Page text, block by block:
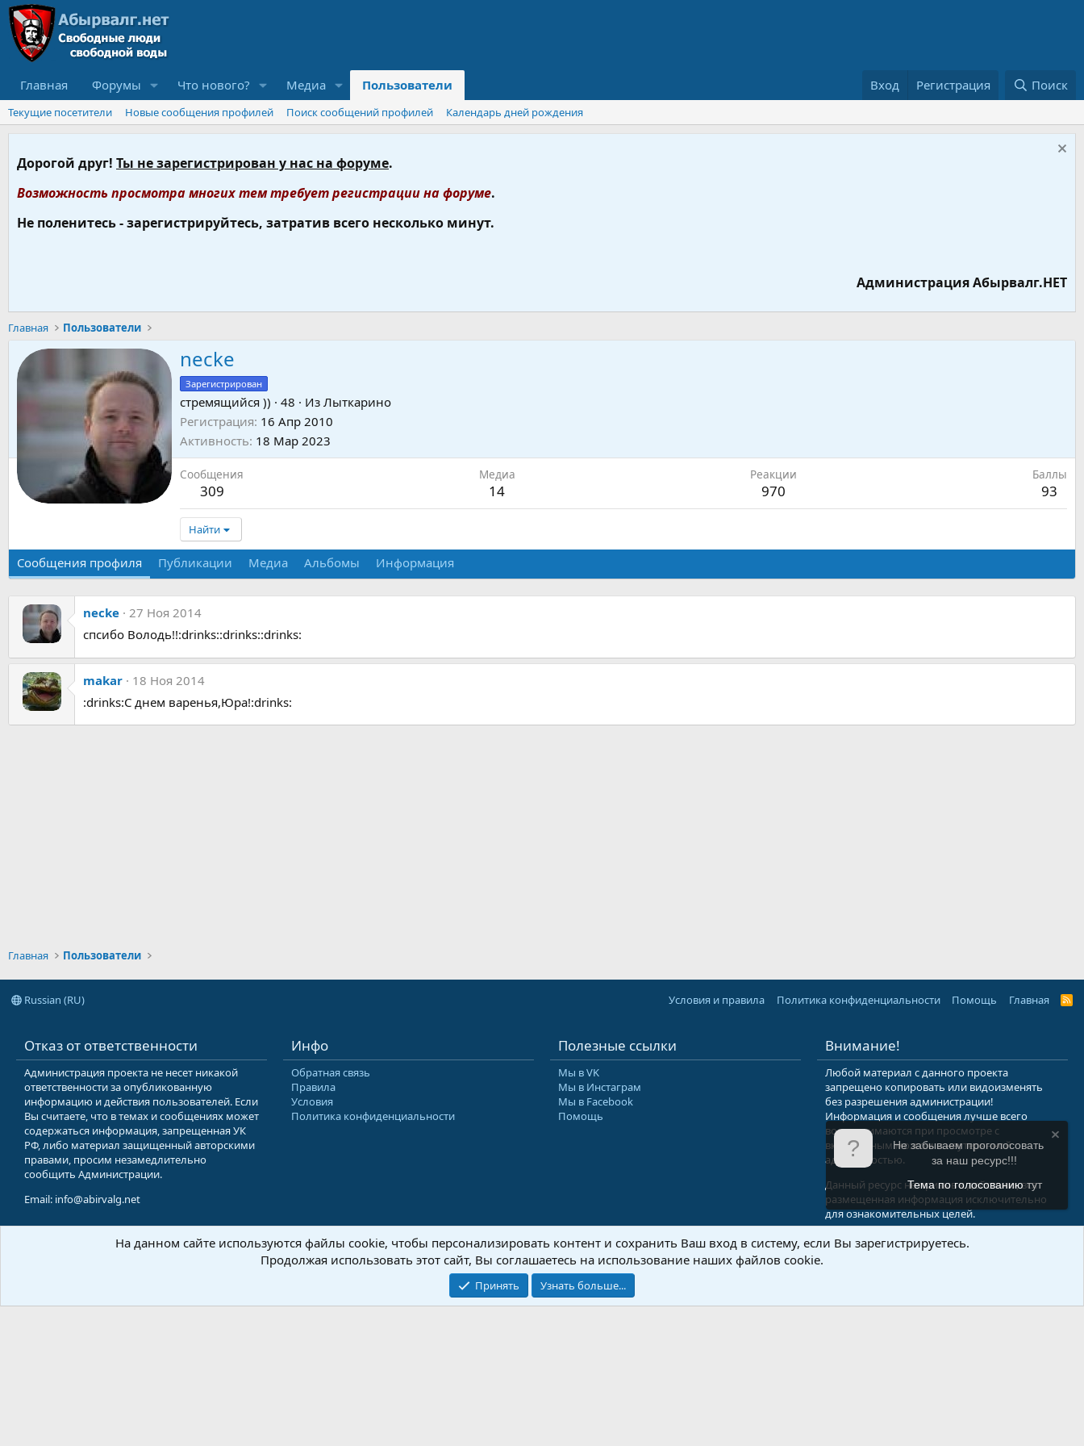
Главная Форумы Что нового? Медиа Пользователи Вход Регистрация Поиск
Текущие посетители Новые сообщения профилей Поиск сообщений профилей Календарь дней рождения
Дорогой друг! Ты не зарегистрирован у нас на форуме.
Возможность просмотра многих тем требует регистрации на форуме.
Не поленитесь - зарегистрируйтесь, затратив всего несколько минут.
Администрация Абырвалг.НЕТ
Главная Пользователи
necke
Зарегистрирован
cтремящийся )) · 48 · Из Лыткарино
Регистрация 16 Апр 2010
Активность 18 Мар 2023
Сообщения
309
Медиа
14
Реакции
970
Баллы
93
Найти
Сообщения профиля Публикации Медиа Альбомы Информация
necke 27 Ноя 2014
спсибо Володь!!:drinks::drinks::drinks:
makar
18 Ноя 2014
:drinks:С днем варенья,Юра!:drinks:
Главная Пользователи
Russian (RU) Условия и правила Политика конфиденциальности Помощь Главная
R
Отказ от ответственности
Администрация проекта не несет никакой
ответственности за опубликованную
информацию и действия пользователей. Если
Вы считаете, что в темах и сообщениях может
содержаться информация, запрещенная УК
РФ, либо материал защищенный авторскими
правами, просим незамедлительно
сообщить Администрации.
Email: info@abirvalg.net
Инфо
Обратная связь
Правила
Условия
Политика конфиденциальности
Полезные ссылки
Мы в VK
Мы в Инстаграм
Мы в Facebook
Помощь
Внимание!
Любой материал с данного проекта
запрещено копировать или видоизменять
без разрешения администрации!
Информация и сообщения лучше всего
воспринимаются при просмотре с
включенным мозгом и неутерянной
адекватностью.
Данный ресурс не призыв к действию, вся
размещенная информация исключительно
для ознакомительных целей.
© 2008-2026 Форум Абырвалг.нет - подводная охота, дайвинг, туризм Перевод:XenForo.Info
Не забываем проголосовать
за наш ресурс!!!
Тема по голосованиютут
На данном сайте используются файлы cookie, чтобы персонализировать контент и сохранить Ваш вход в систему, если Вы зарегистрируетесь.
Продолжая использовать этот сайт, Вы соглашаетесь на использование наших файлов cookie.
Принять Узнать больше...